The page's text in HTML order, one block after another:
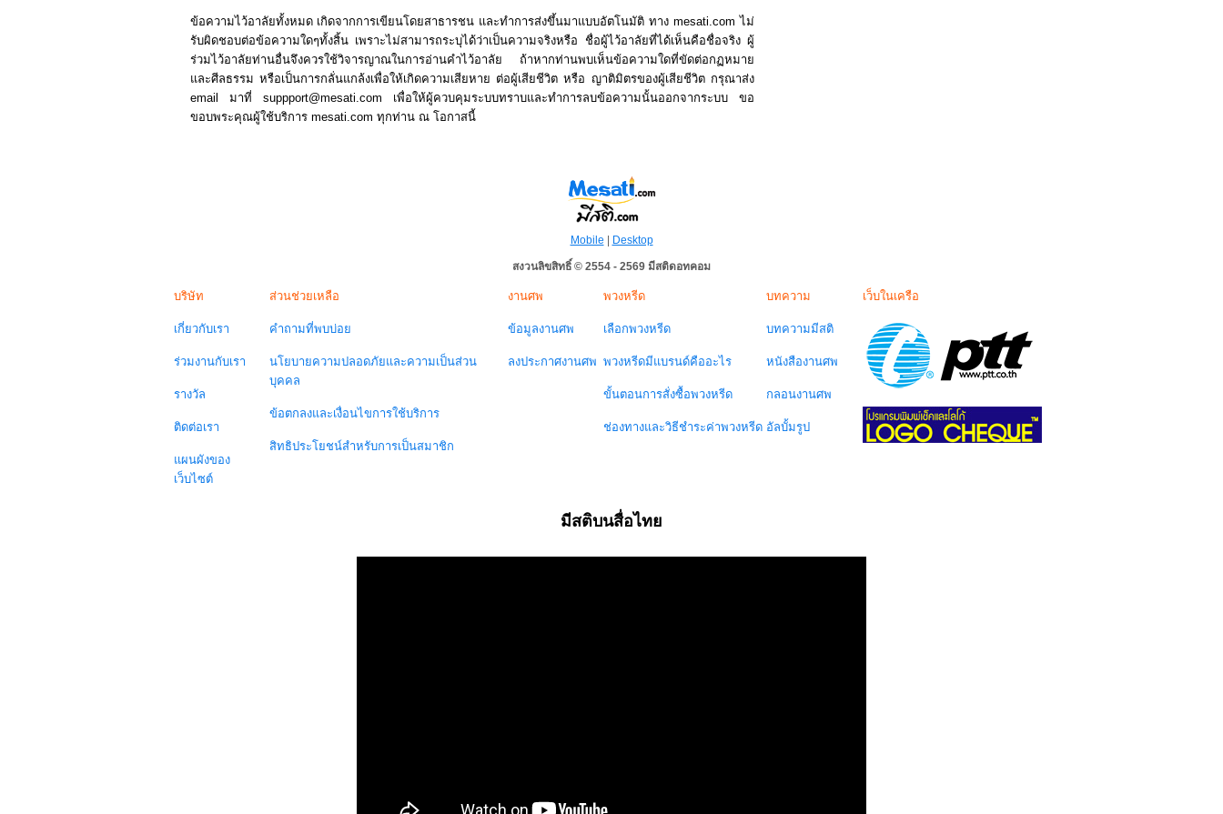
ข้อความไว้อาลัยทั้งหมด เกิดจากการเขียนโดยสาธารชน และทำการส่งขึ้นมาแบบอัตโนมัติ ทาง mesati.com ไม่
รับผิดชอบต่อข้อความใดๆทั้งสิ้น เพราะไม่สามารถระบุได้ว่าเป็นความจริงหรือ ชื่อผู้ไว้อาลัยที่ได้เห็นคือชื่อจริง ผู้
ร่วมไว้อาลัยท่านอื่นจึงควรใช้วิจารญาณในการอ่านคำไว้อาลัย ถ้าหากท่านพบเห็นข้อความใดที่ขัดต่อกฏหมาย
และศีลธรรม หรือเป็นการกลั่นแกล้งเพื่อให้เกิดความเสียหาย ต่อผู้เสียชีวิต หรือ ญาติมิตรของผู้เสียชีวิต กรุณาส่ง
email มาที่ suppport@mesati.com เพื่อให้ผู้ควบคุมระบบทราบและทำการลบข้อความนั้นออกจากระบบ ขอ
ขอบพระคุณผู้ใช้บริการ mesati.com ทุกท่าน ณ โอกาสนี้
Mobile | Desktop
สงวนลิขสิทธิ์ © 2554 - 2569 มีสติดอทคอม
บริษัท
เกี่ยวกับเรา
ร่วมงานกับเรา
รางวัล
ติดต่อเรา
แผนผังของ
เว็บไซต์
ส่วนช่วยเหลือ
คำถามที่พบบ่อย
นโยบายความปลอดภัยและความเป็นส่วน
บุคคล
ข้อตกลงและเงื่อนไขการใช้บริการ
สิทธิประโยชน์สำหรับการเป็นสมาชิก
งานศพ
ข้อมูลงานศพ
ลงประกาศงานศพ
พวงหรีด
เลือกพวงหรีด
พวงหรีดมีแบรนด์คืออะไร
ขั้นตอนการสั่งซื้อพวงหรีด
ช่องทางและวิธีชำระค่าพวงหรีด
บทความ
บทความมีสติ
หนังสืองานศพ
กลอนงานศพ
อัลบั้มรูป
เว็บในเครือ
มีสติบนสื่อไทย